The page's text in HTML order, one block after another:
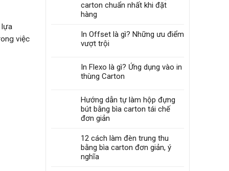
lựa
việc
carton chuẩn nhất khi đặt
hàng
In Offset là gì? Những ưu điểm
vượt trội
In Flexo là gì? Ứng dụng vào in
thùng Carton
Hướng dẫn tự làm hộp đựng
bút bằng bìa carton tái chế
đơn giản
12 cách làm đèn trung thu
bằng bìa carton đơn giản, ý
nghĩa